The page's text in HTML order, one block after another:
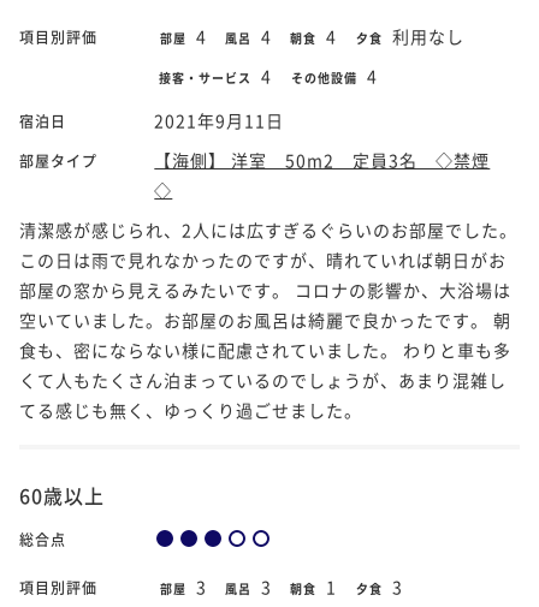
項目別評価 部屋 4 風呂 4 朝食 4 夕食 利用なし
接客・サービス 4 その他設備 4
宿泊日 2021年9月11日
部屋タイプ
【海側】 洋室 50m2 定員3名 ◇禁煙
◇
清潔感が感じられ、2人には広すぎるぐらいのお部屋でした。
この日は雨で見れなかったのですが、晴れていれば朝日がお
部屋の窓から見えるみたいです。 コロナの影響か、大浴場は
空いていました。お部屋のお風呂は綺麗で良かったです。 朝
食も、密にならない様に配慮されていました。 わりと車も多
くて人もたくさん泊まっているのでしょうが、あまり混雑し
てる感じも無く、ゆっくり過ごせました。
60歳以上
総合点
項目別評価 部屋 3 風呂 3 朝食 1 夕食 3